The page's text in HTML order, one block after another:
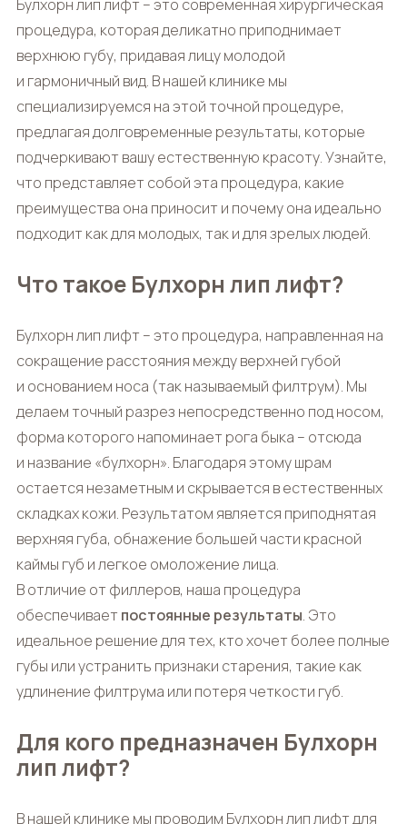
Булхорн лип лифт – это современная хирургическая
процедура, которая деликатно приподнимает
верхнюю губу, придавая лицу молодой
и гармоничный вид. В нашей клинике мы
специализируемся на этой точной процедуре,
предлагая долговременные результаты, которые
подчеркивают вашу естественную красоту. Узнайте,
что представляет собой эта процедура, какие
преимущества она приносит и почему она идеально
подходит как для молодых, так и для зрелых людей.
Что такое Булхорн лип лифт?
Булхорн лип лифт – это процедура, направленная на
сокращение расстояния между верхней губой
и основанием носа (так называемый филтрум). Мы
делаем точный разрез непосредственно под носом,
форма которого напоминает рога быка – отсюда
и название «булхорн». Благодаря этому шрам
остается незаметным и скрывается в естественных
складках кожи. Результатом является приподнятая
верхняя губа, обнажение большей части красной
каймы губ и легкое омоложение лица.
В отличие от филлеров, наша процедура
обеспечивает постоянные результаты. Это
идеальное решение для тех, кто хочет более полные
губы или устранить признаки старения, такие как
удлинение филтрума или потеря четкости губ.
Для кого предназначен Булхорн
лип лифт?
В нашей клинике мы проводим Булхорн лип лифтдля